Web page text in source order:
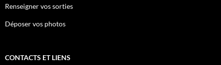
Renseigner vos sorties
Déposer vos photos
CONTACTS ET LIENS